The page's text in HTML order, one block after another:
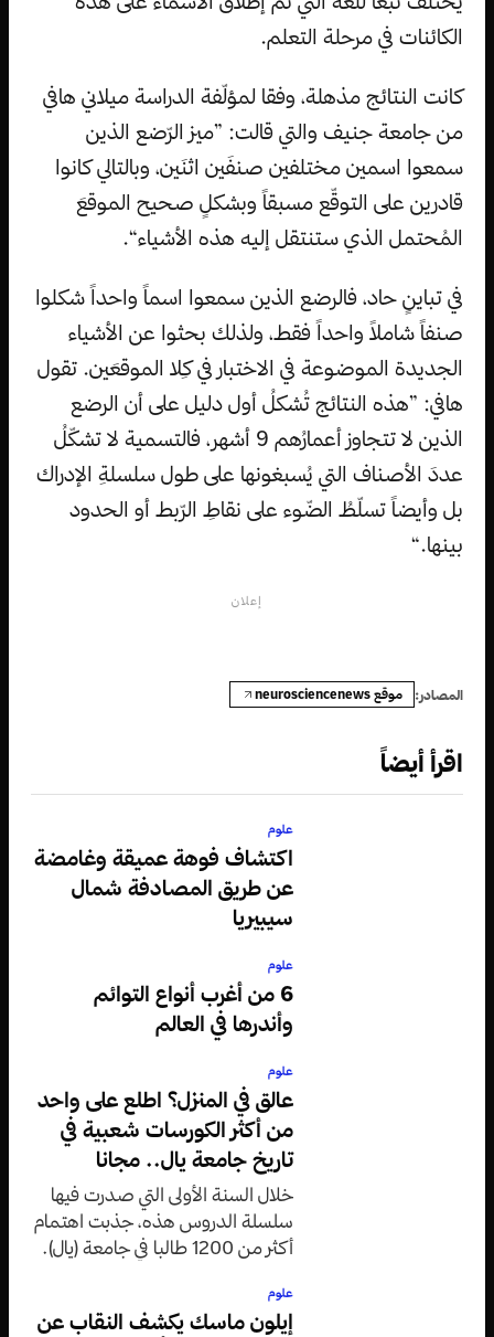
الكائنات في مرحلة التعلم.
كانت النتائج مذهلة، وفقا لمؤلّفة الدراسة ميلاني هافي
من جامعة جنيف والتي قالت: ”ميز الرّضع الذين
سمعوا اسمين مختلفين صنفَين اثنَين، وبالتالي كانوا
قادرين على التوقّع مسبقاً وبشكلٍ صحيح الموقعَ
المُحتمل الذي ستنتقل إليه هذه الأشياء“.
في تباينٍ حاد، فالرضع الذين سمعوا اسماً واحداً شكلوا
صنفاً شاملاً واحداً فقط، ولذلك بحثوا عن الأشياء
الجديدة الموضوعة في الاختبار في كِلا الموقعَين. تقول
هافي: ”هذه النتائج تُشكلُ أول دليل على أن الرضع
الذين لا تتجاوز أعمارُهم 9 أشهر، فالتسمية لا تشكّلُ
عددَ الأصناف التي يُسبغونها على طول سلسلةِ الإدراك
بل وأيضاً تسلّطُ الضّوء على نقاطِ الرّبط أو الحدود
بينها.“
إعلان
المصادر: موقع neurosciencenews
اقرأ أيضاً
علوم
اكتشاف فوهة عميقة وغامضة
عن طريق المصادفة شمال
سيبيريا
علوم
6 من أغرب أنواع التوائم
وأندرها في العالم
علوم
عالق في المنزل؟ اطلع على واحد
من أكثر الكورسات شعبية في
تاريخ جامعة يال.. مجانا
خلال السنة الأولى التي صدرت فيها
سلسلة الدروس هذه، جذبت اهتمام
أكثر من 1200 طالبا في جامعة (يال).
علوم
إيلون ماسك يكشف النقاب عن